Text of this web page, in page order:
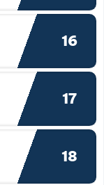
16
17
18